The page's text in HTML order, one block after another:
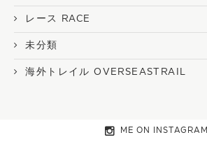
レース RACE
未分類
海外トレイル OVERSEASTRAIL
ME ON INSTAGRAM